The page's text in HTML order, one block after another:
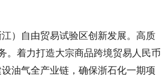
）自由贸易试验区创新发展。高质
。着力打造大宗商品跨境贸易人民币
油气全产业链，确保浙石化一期项